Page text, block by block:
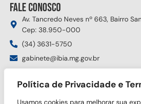
Política de Privacidade e
Usamos cookies para melhorar sua
Fale conosco
Av. Tancredo Neves nº 663, Bairro
Cep: 38.950-000
(34) 3631-5750
gabinete@ibia.mg.gov.br